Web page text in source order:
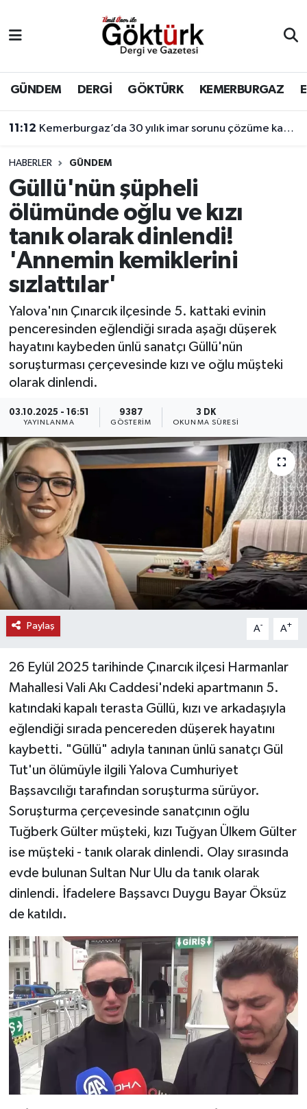
GÜNDEM DERGİ GÖKTÜRK KEMERBURGAZ
11:12 Kemerburgaz’da 30 yılık imar sorunu çözüme kavuşuyor
HABERLER GÜNDEM
Güllü'nün şüpheli
ölümünde oğlu ve kızı
tanık olarak dinlendi!
'Annemin kemiklerini
sızlattılar'
Yalova'nın Çınarcık ilçesinde 5. kattaki evinin
penceresinden eğlendiği sırada aşağı düşerek
hayatını kaybeden ünlü sanatçı Güllü'nün
soruşturması çerçevesinde kızı ve oğlu müşteki
olarak dinlendi.
03.10.2025 - 16:51
YAYINLANMA
9387
GÖSTERIM
3 DK
OKUNMA SÜRESI
Paylaş A- A+
26 Eylül 2025 tarihinde Çınarcık ilçesi Harmanlar
Mahallesi Vali Akı Caddesi'ndeki apartmanın 5.
katındaki kapalı terasta Güllü, kızı ve arkadaşıyla
eğlendiği sırada pencereden düşerek hayatını
kaybetti. "Güllü" adıyla tanınan ünlü sanatçı Gül
Tut'un ölümüyle ilgili Yalova Cumhuriyet
Başsavcılığı tarafından soruşturma sürüyor.
Soruşturma çerçevesinde sanatçının oğlu
Tuğberk Gülter müşteki, kızı Tuğyan Ülkem Gülter
ise müşteki - tanık olarak dinlendi. Olay sırasında
evde bulunan Sultan Nur Ulu da tanık olarak
dinlendi. İfadelere Başsavcı Duygu Bayar Öksüz
de katıldı.
BİLİM
DERGİ
DÜNYA
EĞİTİM
EKONOMİ
GÖKTÜRK
KEMERBURGAZ
KÜLTÜR - SANAT
ÖZEL HABER
SAĞLIK
SPOR
TEKNOLOJİ
TİCARET
YAŞAM
Eyüpsultan Hava Durumu
Eyüpsultan Trafik Yoğunluk Haritası
Süper Lig Puan Durumu ve Fikstür
Tüm Manşetler
Son Dakika Haberleri
Haber Arşivi